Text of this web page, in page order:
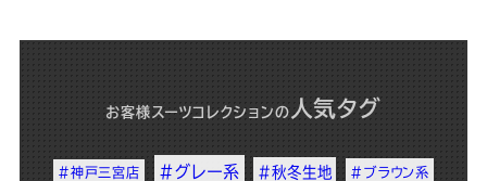
お客様スーツコレクションの 人気タグ
#神戸三宮店 #グレー系 #秋冬生地 #ブラウン系